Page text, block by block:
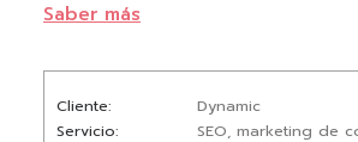
visibilidad
para ninguna
de las búsquedas relevantes de su
contenido
Saber más
Cliente
Dynamic
Servicio
SEO, marketing de